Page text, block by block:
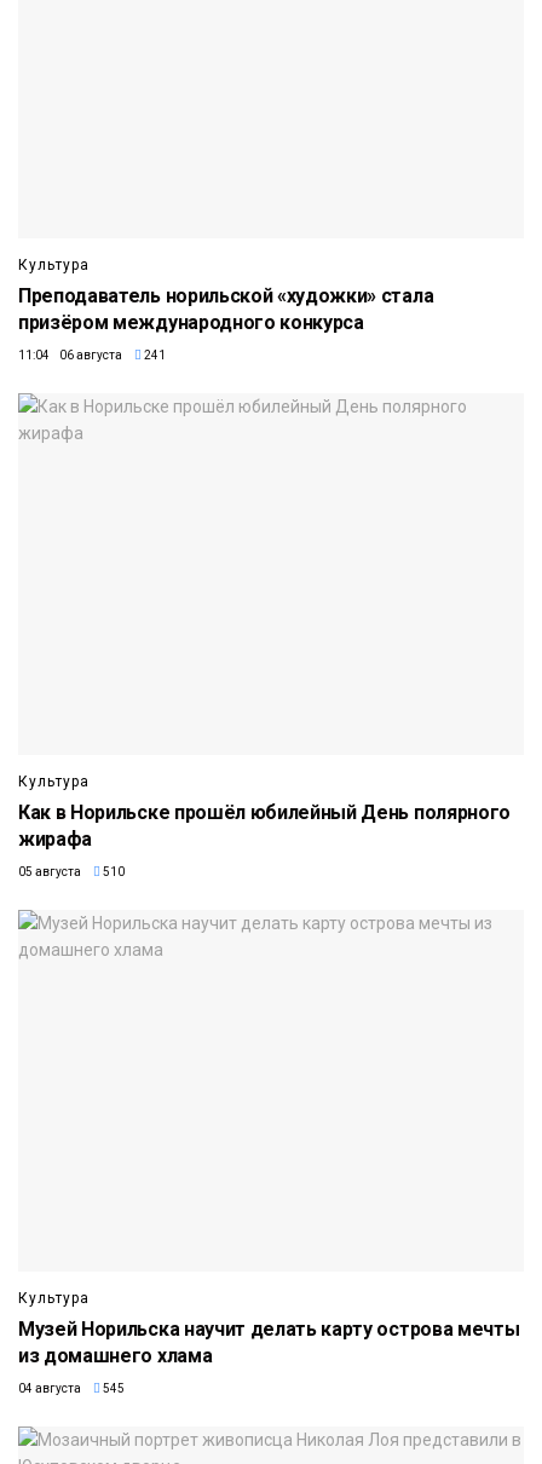
Культура
Преподаватель норильской «художки» стала
призёром международного конкурса
11:04 06 августа 241
Культура
Как в Норильске прошёл юбилейный День полярного
жирафа
05 августа 510
Культура
Музей Норильска научит делать карту острова мечты
из домашнего хлама
04 августа 545